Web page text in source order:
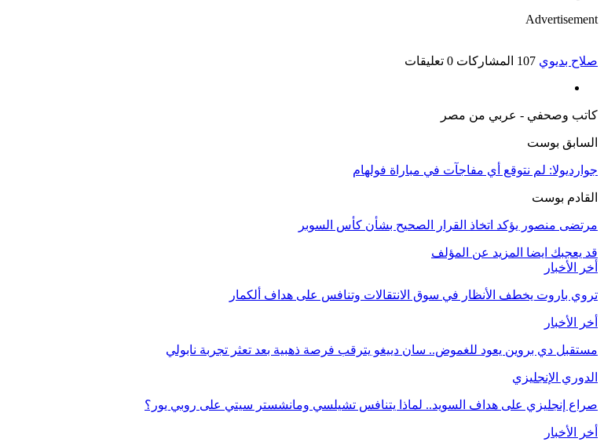
Advertisement
صلاح بديوي 107 المشاركات 0 تعليقات
كاتب وصحفي - عربي من مصر
السابق بوست
جوارديولا: لم نتوقع أي مفاجآت في مباراة فولهام
القادم بوست
مرتضى منصور يؤكد اتخاذ القرار الصحيح بشأن كأس السوبر
قد يعجبك ايضا المزيد عن المؤلف
أخر الأخبار
تروي باروت يخطف الأنظار في سوق الانتقالات وتنافس على هداف ألكمار
أخر الأخبار
مستقبل دي بروين يعود للغموض.. سان دييغو يترقب فرصة ذهبية بعد تعثر تجربة نابولي
الدوري الإنجليزي
صراع إنجليزي على هداف السويد.. لماذا يتنافس تشيلسي ومانشستر سيتي على روبي يور؟
أخر الأخبار